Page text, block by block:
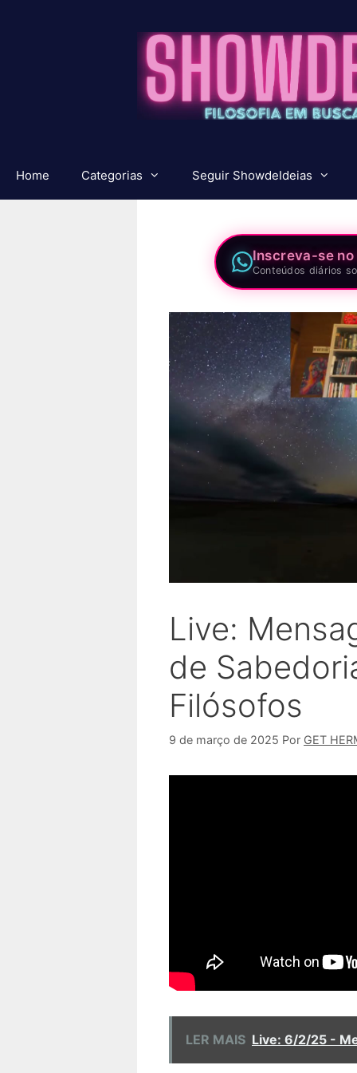
Home Categorias Seguir ShowdeIdeias
Inscreva-se no
Conteúdos diários
Live:
de
Filósofos
9 de março de 2025 Por GET
LER MAIS Live: 6/2/25 -